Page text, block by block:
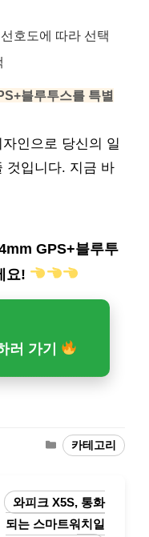
호도에 따라 선택
블루투스를 특별
인으로 당신의 일
것입니다. 지금 바
GPS+블루투
요!
러 가기
카
테
리
카테고리
와피크 X5S, 통화
되는 스마트워치일